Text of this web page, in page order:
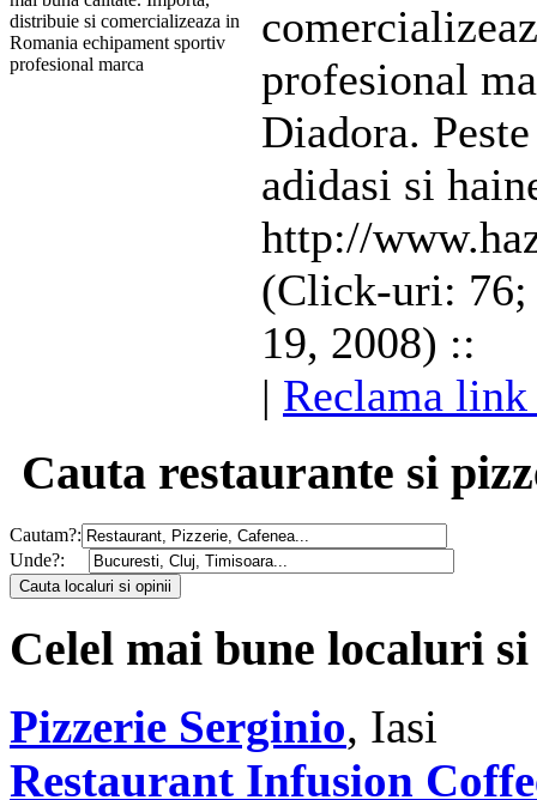
profesional
Diadora.
adidasi si
http://
(Click-uri: 76;
19, 2008) ::
| Reclama
Cauta restaurante si
Cautam?:
Unde?:
Celel mai bune localuri
Pizzerie Serginio, Iasi
Restaurant Infusion